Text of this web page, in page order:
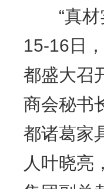
“真材实
15-16日
都盛大召
商会秘书
都诸葛家
人叶晓亮